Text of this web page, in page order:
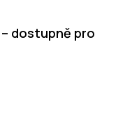
dostupně pro